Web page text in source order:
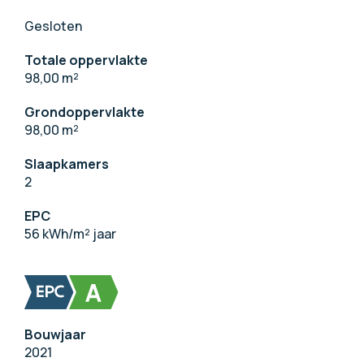
Gesloten
Totale oppervlakte
98,00 m²
Grondoppervlakte
98,00 m²
Slaapkamers
2
EPC
56 kWh/m² jaar
Bouwjaar
2021